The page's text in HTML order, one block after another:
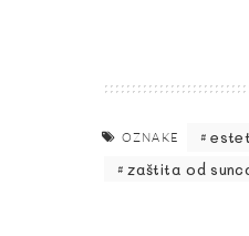
OZNAKE
zaštita od